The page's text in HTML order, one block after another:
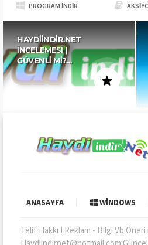
PROGRAM İNDIR
HAYDIINDIR.NET
İNCELEMESI |
GÜVENLI MI?…
ANASAYFA WINDOWS
Telif Hakkı ! Reklam - Bilgi Vb